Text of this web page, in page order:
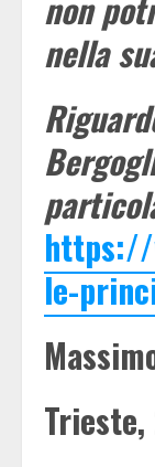
nella
https://
le-